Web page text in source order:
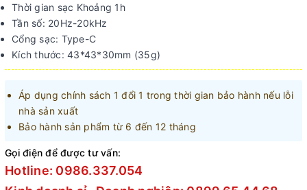
Thời gian sạc Khoảng 1h
Tần số: 20Hz-20kHz
Cổng sạc: Type-C
Kích thước: 43*43*30mm (35g)
Áp dụng chính sách 1 đổi 1 trong thời gian bảo hành nếu lỗi
nhà sản xuất
Bảo hành sản phẩm từ 6 đến 12 tháng
Gọi điện để được tư vấn:
Hotline: 0986.337.054